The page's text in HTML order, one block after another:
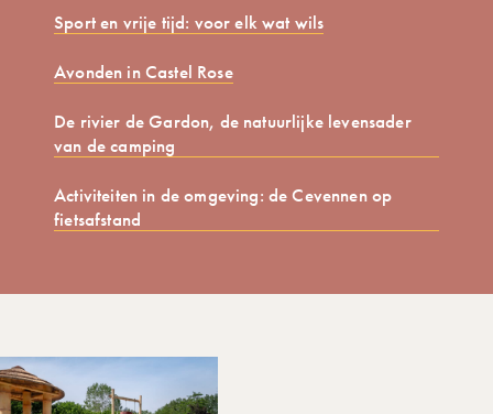
Sport en vrije tijd: voor elk wat wils
Avonden in Castel Rose
De rivier de Gardon, de natuurlijke levensader
van de camping
Activiteiten in de omgeving: de Cevennen op
fietsafstand